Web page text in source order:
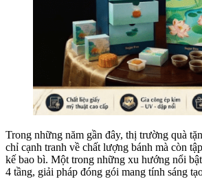
Trong những năm gần đây, thị trường quà
chỉ cạnh tranh về chất lượng bánh mà còn
kế bao bì. Một trong những xu hướng nổi
4 tầng, giải pháp đóng gói mang tính sáng